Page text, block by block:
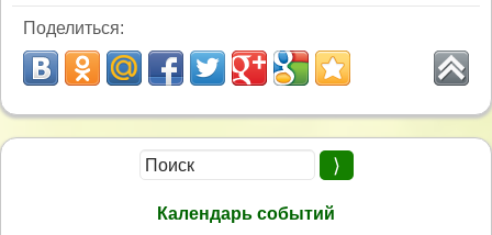
Поделиться:
Календарь событий